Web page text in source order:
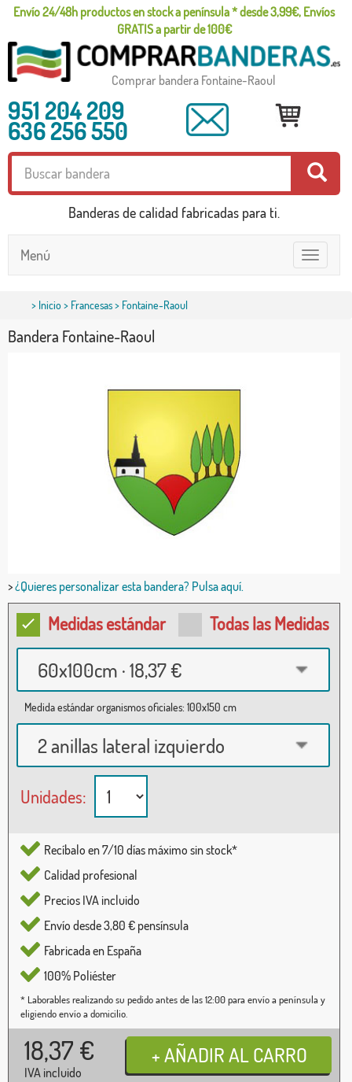
Envío 24/48h productos en stock a península * desde 3,99€, Envíos
GRATIS a partir de 100€
Comprar bandera Fontaine-Raoul
951 204 209
636 256 550
Banderas de calidad fabricadas para ti.
Toggle
navigation
Menú
> Inicio> Francesas> Fontaine-Raoul
Bandera Fontaine-Raoul
>¿Quieres personalizar esta bandera? Pulsa aquí.
Medidas estándar Todas las Medidas
60x100cm · 18,37 €
Medida estándar organismos oficiales: 100x150 cm
2 anillas lateral izquierdo
Unidades:
Recíbalo en 7/10 días máximo sin stock*
Calidad profesional
Precios IVA incluido
Envío desde 3,80 € pensínsula
Fabricada en España
100% Poliéster
* Laborables realizando su pedido antes de las 12:00 para envío a península y
eligiendo envío a domicilio.
18,37 €
IVA incluido